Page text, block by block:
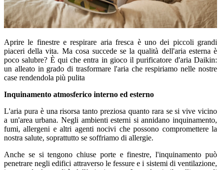
Aprire le finestre e respirare aria fresca è uno dei piccoli grandi
piaceri della vita. Ma cosa succede se la qualità dell'aria esterna è
poco salubre? È qui che entra in gioco il purificatore d'aria Daikin:
un alleato in grado di trasformare l'aria che respiriamo nelle nostre
case rendendola più pulita
Inquinamento atmosferico interno ed esterno
L'aria pura è una risorsa tanto preziosa quanto rara se si vive vicino
a un'area urbana. Negli ambienti esterni si annidano inquinamento,
fumi, allergeni e altri agenti nocivi che possono compromettere la
nostra salute, soprattutto se soffriamo di allergie.
Anche se si tengono chiuse porte e finestre, l'inquinamento può
penetrare negli edifici attraverso le fessure e i sistemi di ventilazione,